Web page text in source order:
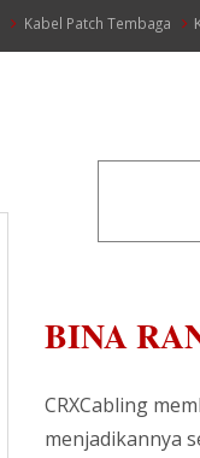
Kabel Patch Tembaga
BINA
CRXCabling
menjadikannya